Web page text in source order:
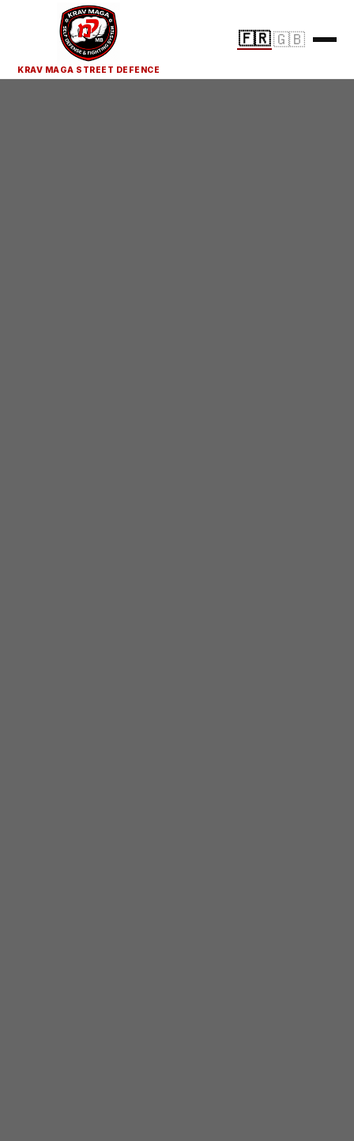
KRAV MAGA STREET DEFENCE
🇫🇷 🇬🇧